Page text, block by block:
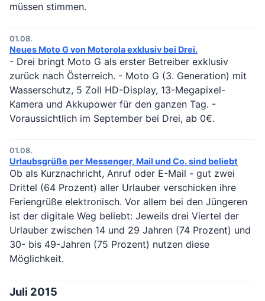
müssen stimmen.
01.08.
Neues Moto G von Motorola exklusiv bei Drei.
- Drei bringt Moto G als erster Betreiber exklusiv
zurück nach Österreich. - Moto G (3. Generation) mit
Wasserschutz, 5 Zoll HD-Display, 13-Megapixel-
Kamera und Akkupower für den ganzen Tag. -
Voraussichtlich im September bei Drei, ab 0€.
01.08.
Urlaubsgrüße per Messenger, Mail und Co. sind beliebt
Ob als Kurznachricht, Anruf oder E-Mail - gut zwei
Drittel (64 Prozent) aller Urlauber verschicken ihre
Feriengrüße elektronisch. Vor allem bei den Jüngeren
ist der digitale Weg beliebt: Jeweils drei Viertel der
Urlauber zwischen 14 und 29 Jahren (74 Prozent) und
30- bis 49-Jahren (75 Prozent) nutzen diese
Möglichkeit.
Juli 2015